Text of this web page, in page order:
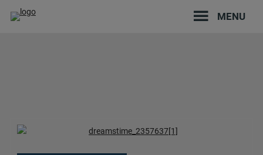
MENU